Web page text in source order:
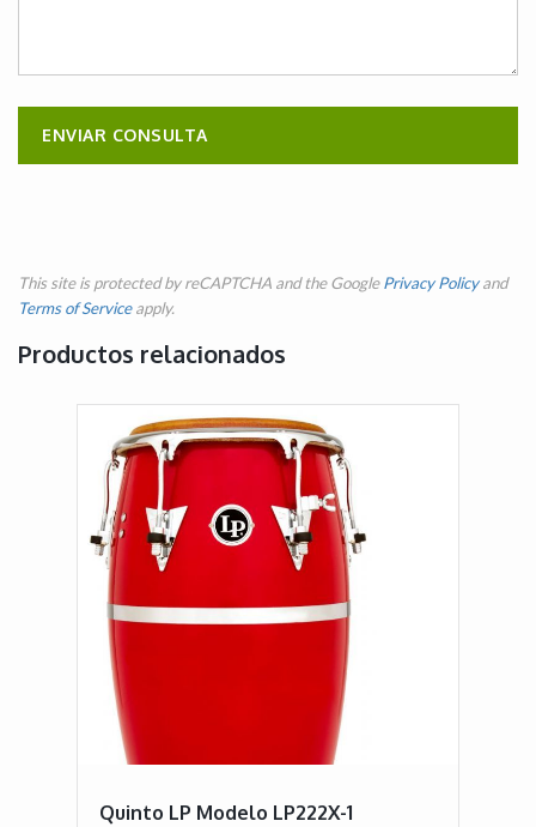
This site is protected by reCAPTCHA and the GooglePrivacy Policyand
Terms of Serviceapply.
Productos relacionados
Quinto LP Modelo LP222X-1